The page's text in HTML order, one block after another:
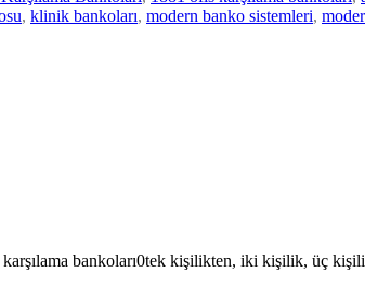
, klinik bankoları, modern banko sistemleri,
karşılama bankoları0tek kişilikten, iki kişilik, üç